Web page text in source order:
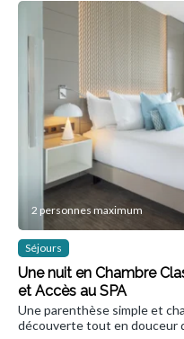
2 personnes maximum
Séjours
Une nuit en Chambre
et Accès au SPA
Une parenthèse simple et
découverte tout en douceur